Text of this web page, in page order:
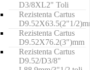
D3/8XL2" Toli
Rezistenta Cartus
D9.52X63.5(2"1/
Rezistenta Cartus
D9.52X76.2(3")mm
Rezistenta Cartus
D9.52/D3/8"